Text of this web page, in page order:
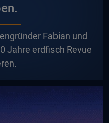
Fabian und
Jahre erdfisch Revue